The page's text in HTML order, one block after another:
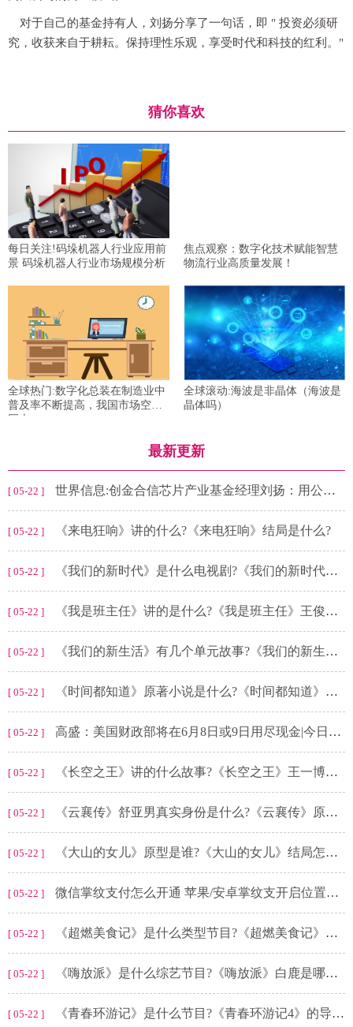
对于自己的基金持有人，刘扬分享了一句话，即 " 投资必须研
究，收获来自于耕耘。保持理性乐观，享受时代和科技的红利。"
猜你喜欢
每日关注!码垛机器人行业应用前
景 码垛机器人行业市场规模分析
焦点观察：数字化技术赋能智慧
物流行业高质量发展！
全球热门:数字化总装在制造业中
普及率不断提高，我国市场空间
巨大
全球滚动:海波是非晶体（海波是
晶体吗）
最新更新
[ 05-22 ] 世界信息:创金合信芯片产业基金经理刘扬：用公道的价格买入真成长的科技股
[ 05-22 ] 《来电狂响》讲的什么?《来电狂响》结局是什么?
[ 05-22 ] 《我们的新时代》是什么电视剧?《我们的新时代之因为有家》讲的什么?
[ 05-22 ] 《我是班主任》讲的是什么?《我是班主任》王俊凯第几集出现?
[ 05-22 ] 《我们的新生活》有几个单元故事?《我们的新生活》“云上音乐会”讲的什么?
[ 05-22 ] 《时间都知道》原著小说是什么?《时间都知道》结局是什么?
[ 05-22 ] 高盛：美国财政部将在6月8日或9日用尽现金|今日关注
[ 05-22 ] 《长空之王》讲的什么故事?《长空之王》王一博饰演的是谁?
[ 05-22 ] 《云襄传》舒亚男真实身份是什么?《云襄传》原著结局是什么?
[ 05-22 ] 《大山的女儿》原型是谁?《大山的女儿》结局怎么了?
[ 05-22 ] 微信掌纹支付怎么开通 苹果/安卓掌纹支开启位置以及教程[多图]
[ 05-22 ] 《超燃美食记》是什么类型节目?《超燃美食记》徐梦洁是哪一期?
[ 05-22 ] 《嗨放派》是什么综艺节目?《嗨放派》白鹿是哪一期?
[ 05-22 ] 《青春环游记》是什么节目?《青春环游记4》的导演是谁?